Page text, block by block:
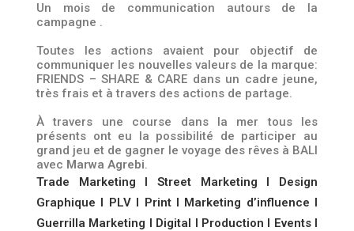
Un mois de communication autours de la
campagne .
Toutes les actions avaient pour objectif de
communiquer les nouvelles valeurs de la marque:
FRIENDS – SHARE & CARE dans un cadre jeune,
très frais et à travers des actions de partage.
À travers une course dans la mer tous les
présents ont eu la possibilité de participer au
grand jeu et de gagner le voyage des rêves à BALI
avec Marwa Agrebi.
Trade Marketing l Street Marketing l Design
Graphique l PLV l Print l Marketing d’influence l
Guerrilla Marketing l Digital l Production l Events l